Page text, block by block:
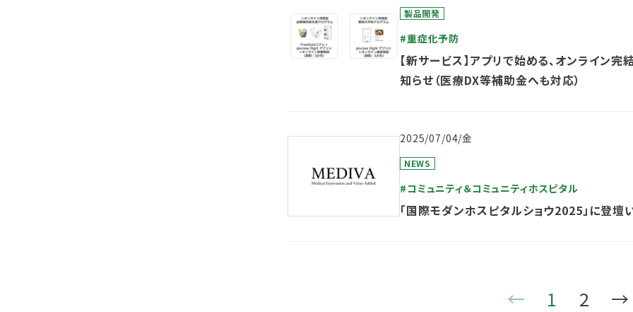
製品開発
#重症化予防
【新サービス】アプリで始める、オンライン
知らせ（医療DX等補助金へも対応）
2025/07/04/金
NEWS
#コミュニティ＆コミュニティホスピタル
「国際モダンホスピタルショウ2025」に登壇
← 1 2 →